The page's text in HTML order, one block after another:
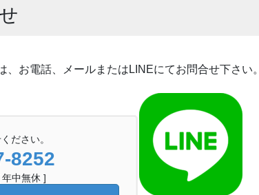
お電話、メールまたはLINEにてお問合せ下さい。
ださい。
8252
中無休 ]